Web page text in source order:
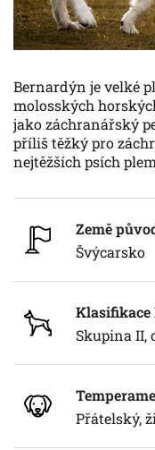
Bernardýn je velké
molosských
jako záchranářský
příliš těžký pro
nejtěžších psích
Země
Švýcarsko
Klasifikace
Skupina II,
Přátelský,